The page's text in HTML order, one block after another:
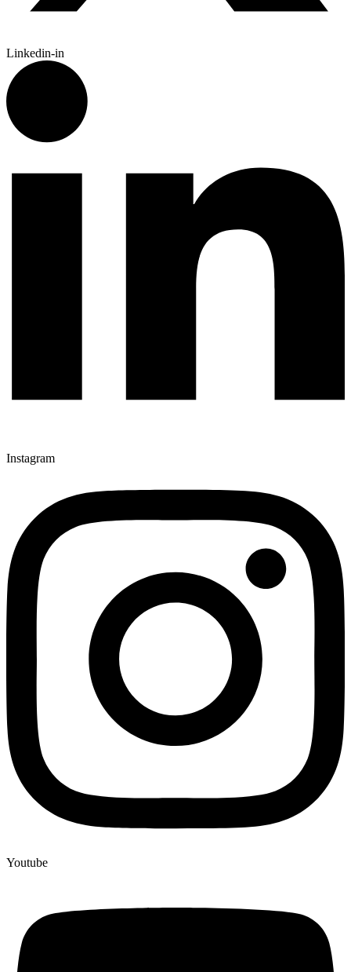
Linkedin-in
Instagram
Youtube